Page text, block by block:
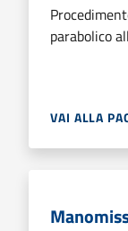
parabolico
VAI ALLA